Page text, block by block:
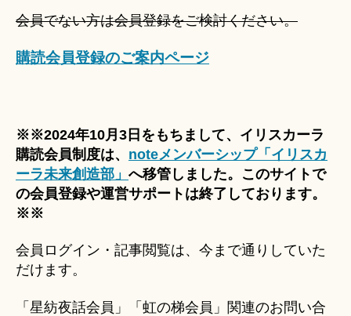
会員でない方は会員登録をご検討ください。
購読会員登録のご案内ページ
※※2024年10月3日をもちまして、イリスカーラ
購読会員制度は、 noteメンバーシップ「イリスカ
ーラ未来創造部」 へ移管しました。このサイトで
の会員登録や運営サポートは終了しております。
※※
会員ログイン・記事閲覧は、今まで通りしていた
だけます。
「星紡夜話会員」「虹の梯会員」関連のお問い合